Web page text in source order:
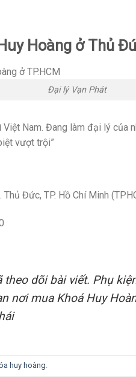
Hoàng ở Thủ
Đại lý Vạn Phát
Nam. Đang làm đại lý của
vượt trội”
Thủ Đức, TP. Hồ Chí Minh
theo dõi bài viết. Phụ
nơi mua Khoá Huy
huy hoàng.